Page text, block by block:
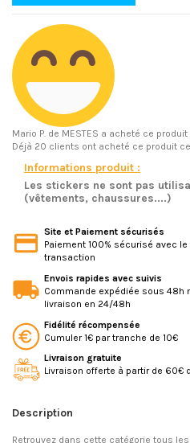
Mario P. de MESTES a acheté ce
Déjà 20 clients ont acheté ce produit
Informations produit :
Les stickers ne sont pas
(vêtements, chaussures....)
Site et Paiement sécurisés
Paiement 100% sécurisé avec
transaction
Envois rapides avec suivis
Commande expédiée sous 48h
livraison en 24/48h
Fidélité récompensée
Cumuler 1€ par tranche de 10€
Livraison gratuite
Livraison offerte à partir de 60€
Description
Retrouvez dans cette catégorie tous